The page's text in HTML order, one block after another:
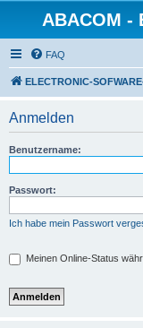
ABACOM -
FAQ
ELECTRONIC-
Anmelden
Benutzername:
Passwort:
Ich habe mein Passwort
Meinen Online-Status